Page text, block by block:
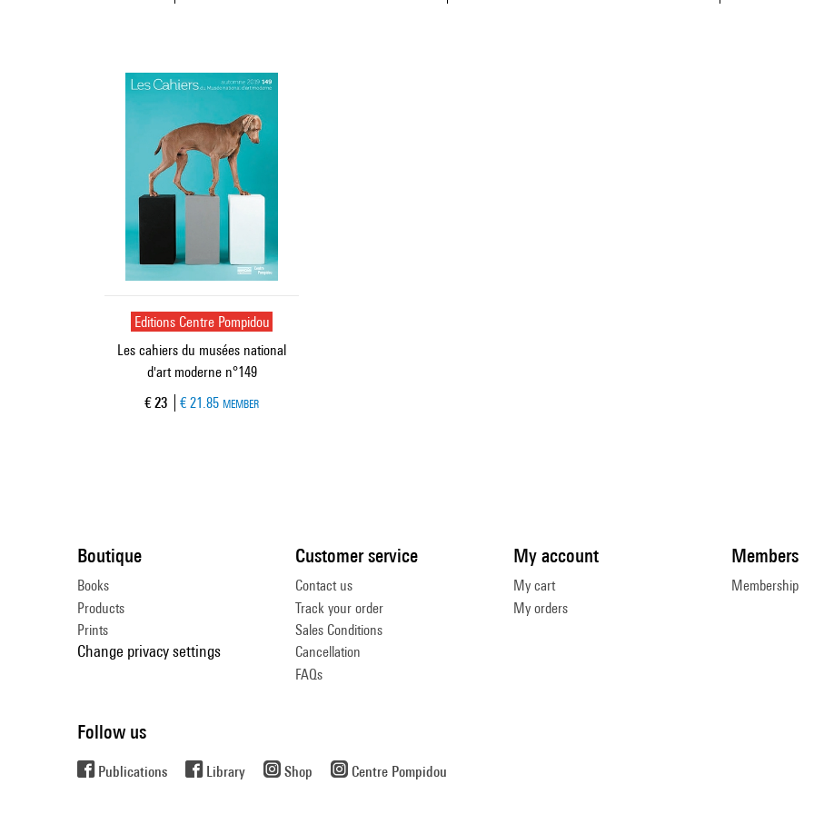
Editions Centre Pompidou
Les cahiers du musées national
d'art moderne n°149
Current price
€ 23 € 21.85 MEMBER
Boutique
Books
Products
Prints
Change privacy settings
Customer service
Contact us
Track your order
Sales Conditions
Cancellation
FAQs
My account
My cart
My orders
Members
Membership
Follow us
Publications Library Shop Centre Pompidou